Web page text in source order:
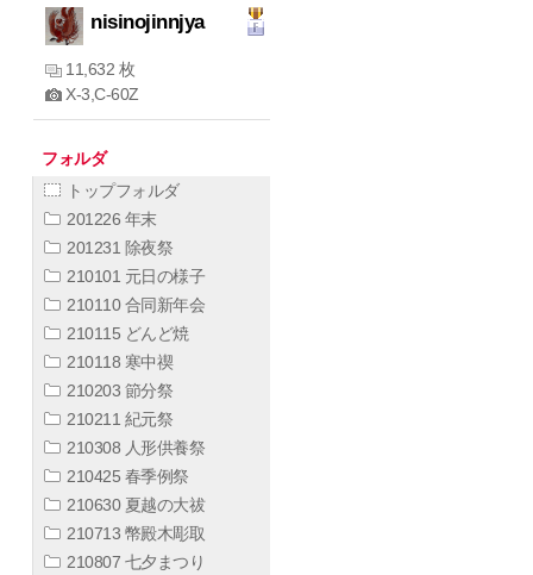
nisinojinnjya
11,632 枚
X-3,C-60Z
フォルダ
トップフォルダ
201226 年末
201231 除夜祭
210101 元日の様子
210110 合同新年会
210115 どんど焼
210118 寒中禊
210203 節分祭
210211 紀元祭
210308 人形供養祭
210425 春季例祭
210630 夏越の大祓
210713 幣殿木彫取
210807 七夕まつり